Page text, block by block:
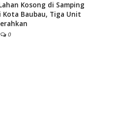
Kosong di Samping
Kota Baubau, Tiga Unit
0